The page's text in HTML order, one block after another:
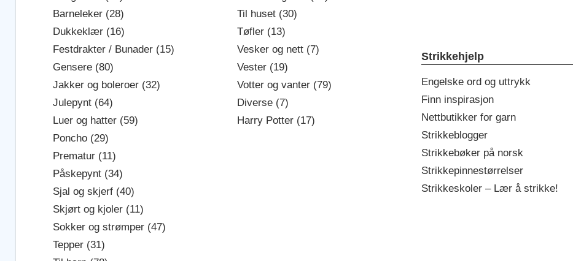
Barneleker (28)
Dukkeklær (16)
Festdrakter / Bunader (15)
Gensere (80)
Jakker og boleroer (32)
Julepynt (64)
Luer og hatter (59)
Poncho (29)
Prematur (11)
Påskepynt (34)
Sjal og skjerf (40)
Skjørt og kjoler (11)
Sokker og strømper (47)
Tepper (31)
Til huset (30)
Tøfler (13)
Vesker og nett (7)
Vester (19)
Votter og vanter (79)
Diverse (7)
Harry Potter (17)
Strikkehjelp
Engelske ord og uttrykk
Finn inspirasjon
Nettbutikker for garn
Strikkeblogger
Strikkebøker på norsk
Strikkepinnestørrelser
Strikkeskoler – Lær å strikke!